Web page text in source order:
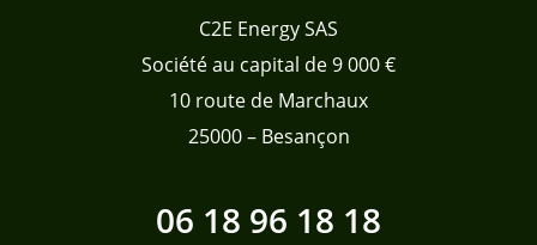
C2E Energy SAS
Société au capital de 9 000 €
10 route de Marchaux
25000 – Besançon
06 18 96 18 18